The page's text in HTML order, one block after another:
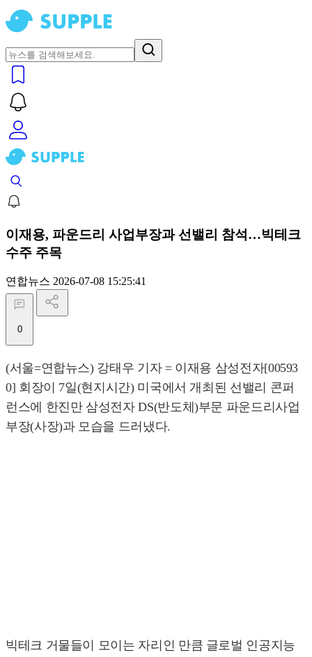
이재용, 파운드리 사업부장과 선밸리 참석…빅테크
수주 주목
연합뉴스 2026-07-08 15:25:41
0
(서울=연합뉴스) 강태우 기자 = 이재용 삼성전자[00593
0] 회장이 7일(현지시간) 미국에서 개최된 선밸리 콘퍼
런스에 한진만 삼성전자 DS(반도체)부문 파운드리사업
부장(사장)과 모습을 드러냈다.
빅테크 거물들이 모이는 자리인 만큼 글로벌 인공지능